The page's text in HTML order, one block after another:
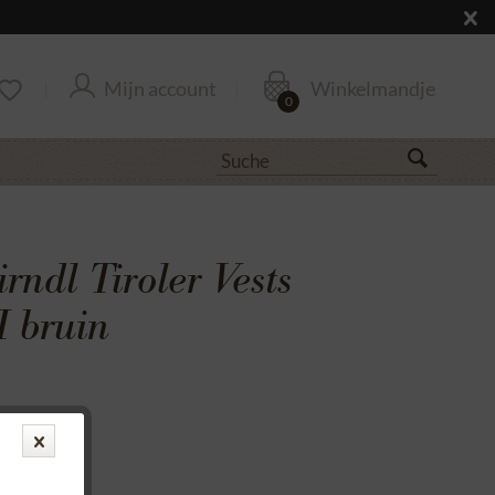
Mijn account Winkelmandje
0
Tiroler Vests
bruin